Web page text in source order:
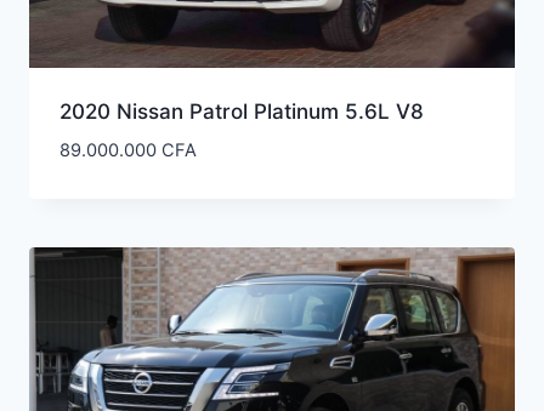
2020 Nissan Patrol Platinum 5.6L V8
89.000.000 CFA